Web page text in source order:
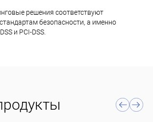
решения соответствуют
безопасности, а именно
и PCI-DSS.